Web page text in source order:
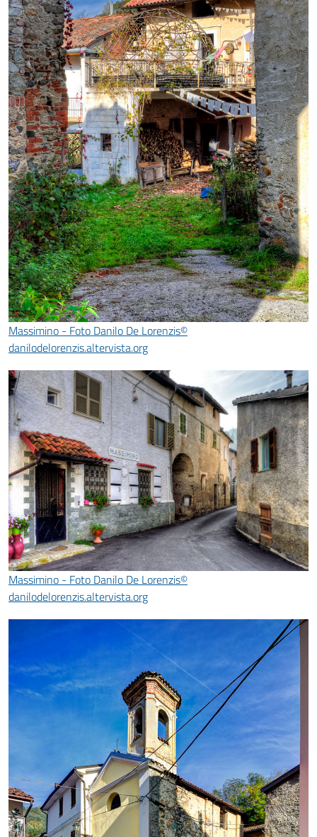
Massimino - Foto Danilo De Lorenzis©
danilodelorenzis.altervista.org
Massimino - Foto Danilo De Lorenzis©
danilodelorenzis.altervista.org